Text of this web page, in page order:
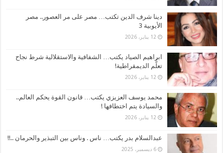
دينا شرف الدين تكتب… مصر على مر العصور.. مصر
الأيوبية 3
12 يناير، 2026
ابراهيم الصياد يكتب… الشفافية والاستقلالية شرط نجاح
تعلُّم الديمقراطية!
12 يناير، 2026
محمد يوسف العزيزي يكتب… قانون القوة يحكم العالم..
والسيادة يتم اختطافها !
12 يناير، 2026
عبدالسلام بدر يكتب… ناس . وناس بين التبذير والحرمان ..!!
6 ديسمبر، 2025